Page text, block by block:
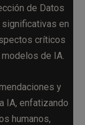
de Datos
significativas en
críticos
de IA.
y
IA, enfatizando
humanos,